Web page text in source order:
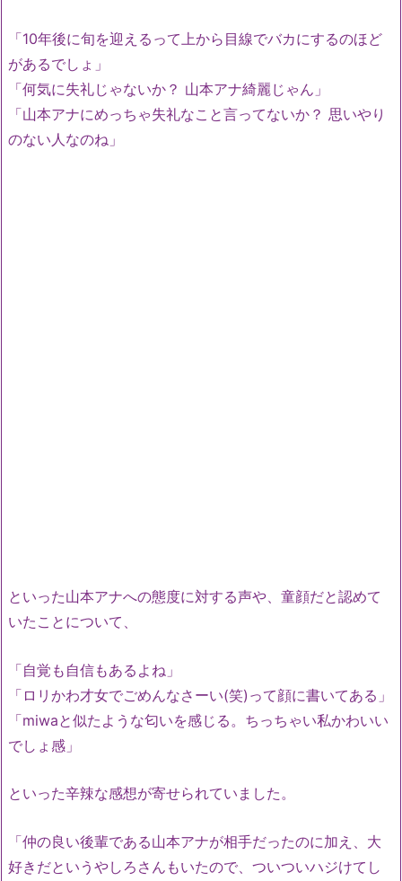
「10年後に旬を迎えるって上から目線でバカにするのほど
があるでしょ」
「何気に失礼じゃないか？ 山本アナ綺麗じゃん」
「山本アナにめっちゃ失礼なこと言ってないか？ 思いやり
のない人なのね」
といった山本アナへの態度に対する声や、童顔だと認めて
いたことについて、
「自覚も自信もあるよね」
「ロリかわ才女でごめんなさーい(笑)って顔に書いてある」
「miwaと似たような匂いを感じる。ちっちゃい私かわいい
でしょ感」
といった辛辣な感想が寄せられていました。
「仲の良い後輩である山本アナが相手だったのに加え、大
好きだというやしろさんもいたので、ついついハジけてし